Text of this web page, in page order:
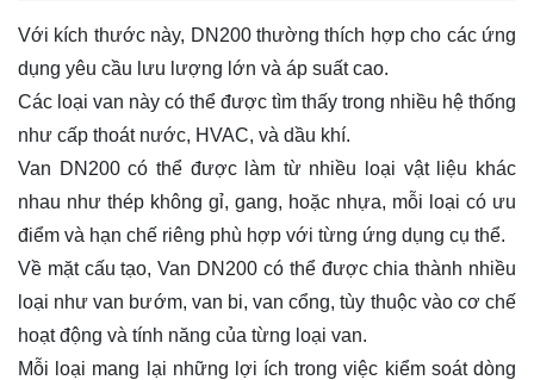
Với kích thước này, DN200 thường thích hợp cho các ứng
dụng yêu cầu lưu lượng lớn và áp suất cao.
Các loại van này có thể được tìm thấy trong nhiều hệ thống
như cấp thoát nước, HVAC, và dầu khí.
Van DN200 có thể được làm từ nhiều loại vật liệu khác
nhau như thép không gỉ, gang, hoặc nhựa, mỗi loại có ưu
điểm và hạn chế riêng phù hợp với từng ứng dụng cụ thể.
Về mặt cấu tạo, Van DN200 có thể được chia thành nhiều
loại như van bướm, van bi, van cổng, tùy thuộc vào cơ chế
hoạt động và tính năng của từng loại van.
Mỗi loại mang lại những lợi ích trong việc kiểm soát dòng